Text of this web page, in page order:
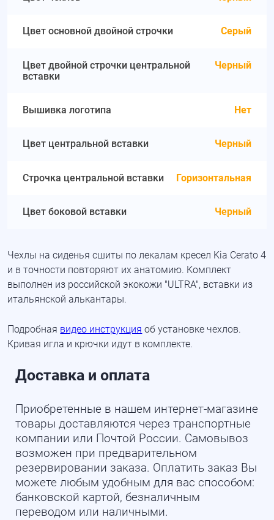
Цвет основной двойной строчки Серый
Цвет двойной строчки центральной
вставки
Черный
Вышивка логотипа Нет
Цвет центральной вставки Черный
Строчка центральной вставки Горизонтальная
Цвет боковой вставки Черный
Чехлы на сиденья сшиты по лекалам кресел Kia Cerato 4
и в точности повторяют их анатомию. Комплект
выполнен из российской экокожи "ULTRA", вставки из
итальянской алькантары.
Подробная видео инструкция об установке чехлов.
Кривая игла и крючки идут в комплекте.
Доставка и оплата
Приобретенные в нашем интернет-магазине
товары доставляются через транспортные
компании или Почтой России. Самовывоз
возможен при предварительном
резервировании заказа. Оплатить заказ Вы
можете любым удобным для вас способом:
банковской картой, безналичным
переводом или наличными.